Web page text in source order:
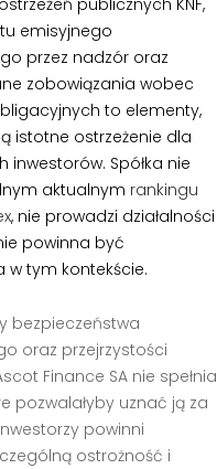
publicznych KNF,
emisyjnego
przez nadzór oraz
zobowiązania wobec
to elementy,
istotne ostrzeżenie dla
inwestorów. Spółka nie
aktualnym rankingu
, nie prowadzi działalności
powinna być
w tym kontekście.
bezpieczeństwa
oraz przejrzystości
Finance SA nie spełnia
pozwalałyby uznać ją za
powinni
ostrożność i